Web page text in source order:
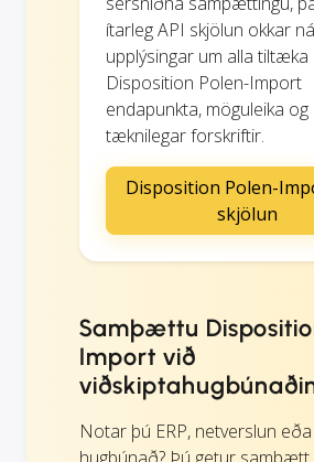
ítarleg API skjölun okkar
upplýsingar um alla tiltæka
Disposition Polen-Import
endapunkta, möguleika og
tæknilegar forskriftir.
Disposition Polen-
skjölun
Samþættu
Import við
Notar þú ERP, netverslun